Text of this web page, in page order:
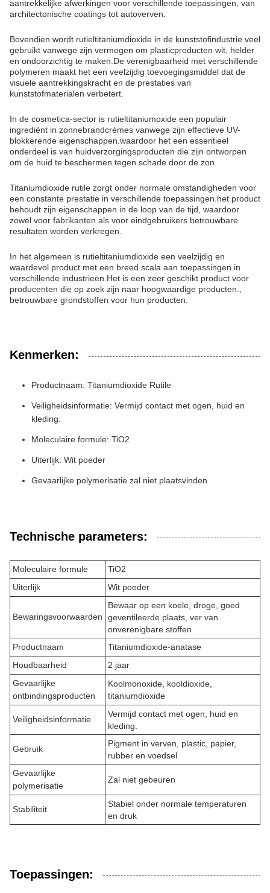
aantrekkelijke afwerkingen voor verschillende toepassingen, van
architectonische coatings tot autoverven.
Bovendien wordt rutieltitaniumdioxide in de kunststofindustrie veel
gebruikt vanwege zijn vermogen om plasticproducten wit, helder
en ondoorzichtig te maken.De verenigbaarheid met verschillende
polymeren maakt het een veelzijdig toevoegingsmiddel dat de
visuele aantrekkingskracht en de prestaties van
kunststofmaterialen verbetert.
In de cosmetica-sector is rutieltitaniumoxide een populair
ingrediënt in zonnebrandcrèmes vanwege zijn effectieve UV-
blokkerende eigenschappen.waardoor het een essentieel
onderdeel is van huidverzorgingsproducten die zijn ontworpen
om de huid te beschermen tegen schade door de zon.
Titaniumdioxide rutile zorgt onder normale omstandigheden voor
een constante prestatie in verschillende toepassingen.het product
behoudt zijn eigenschappen in de loop van de tijd, waardoor
zowel voor fabrikanten als voor eindgebruikers betrouwbare
resultaten worden verkregen.
In het algemeen is rutieltitaniumdioxide een veelzijdig en
waardevol product met een breed scala aan toepassingen in
verschillende industrieën.Het is een zeer geschikt product voor
producenten die op zoek zijn naar hoogwaardige producten.,
betrouwbare grondstoffen voor hun producten.
Kenmerken:
Productnaam: Titaniumdioxide Rutile
Veiligheidsinformatie: Vermijd contact met ogen, huid en
kleding.
Moleculaire formule: TiO2
Uiterlijk: Wit poeder
Gevaarlijke polymerisatie zal niet plaatsvinden
Technische parameters:
Moleculaire formule
TiO2
Uiterlijk
Wit poeder
Bewaringsvoorwaarden
Bewaar op een koele, droge, goed
geventileerde plaats, ver van
onverenigbare stoffen
Productnaam
Titaniumdioxide-anatase
Houdbaarheid
2 jaar
Gevaarlijke
ontbindingsproducten
Koolmonoxide, kooldioxide,
titaniumdioxide
Veiligheidsinformatie
Vermijd contact met ogen, huid en
kleding.
Gebruik
Pigment in verven, plastic, papier,
rubber en voedsel
Gevaarlijke
polymerisatie
Zal niet gebeuren
Stabiliteit
Stabiel onder normale temperaturen
en druk
Toepassingen: